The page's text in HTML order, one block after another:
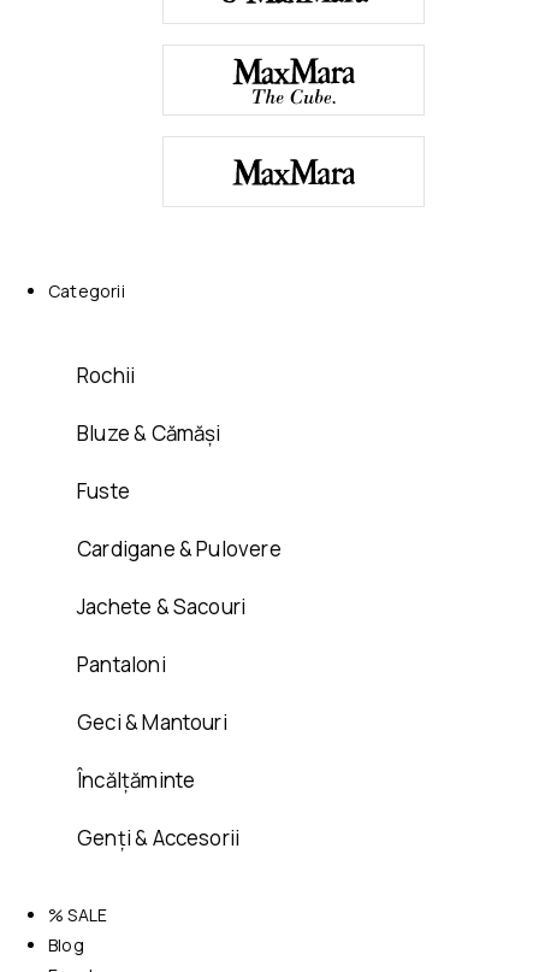
Categorii
Rochii
Bluze & Cămăși
Fuste
Cardigane & Pulovere
Jachete & Sacouri
Pantaloni
Geci & Mantouri
Încălțăminte
Genți & Accesorii
% SALE
Blog